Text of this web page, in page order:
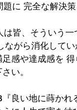
に 完全な解決
は皆、そういう
ながら消化して
感や達成感を
い。
『良い地に蒔か